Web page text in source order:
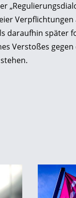
daraufhin später
Verstoßes